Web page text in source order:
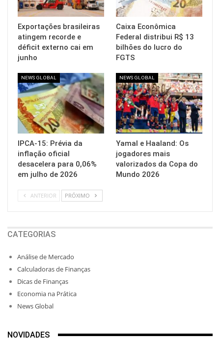
Exportações brasileiras
atingem recorde e
déficit externo cai em
junho
Caixa Econômica
Federal distribui R$ 13
bilhões do lucro do
FGTS
NEWS GLOBAL
IPCA-15: Prévia da
inflação oficial
desacelera para 0,06%
em julho de 2026
NEWS GLOBAL
Yamal e Haaland: Os
jogadores mais
valorizados da Copa do
Mundo 2026
ANTERIOR PRÓXIMO
CATEGORIAS
Análise de Mercado
Calculadoras de Finanças
Dicas de Finanças
Economia na Prática
News Global
NOVIDADES